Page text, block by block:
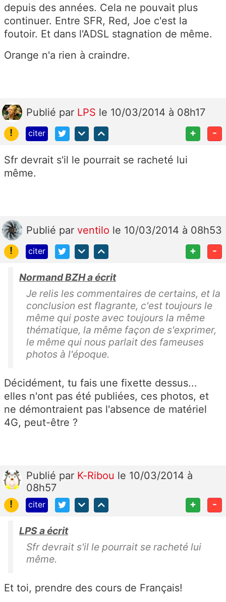
depuis des années. Cela ne pouvait plus
continuer. Entre SFR, Red, Joe c'est la
foutoir. Et dans l'ADSL stagnation de même.
Orange n'a rien à craindre.
Publié par LPS le 10/03/2014 à 08h17
!
citer + -
Sfr devrait s'il le pourrait se racheté lui
même.
Publié par ventilo le 10/03/2014 à 08h53
!
citer + -
Normand BZH a écrit
Je relis les commentaires de certains, et la
conclusion est flagrante, c'est toujours le
même qui poste avec toujours la même
thématique, la même façon de s'exprimer,
le même qui nous parlait des fameuses
photos à l'époque.
Décidément, tu fais une fixette dessus...
elles n'ont pas été publiées, ces photos, et
ne démontraient pas l'absence de matériel
4G, peut-être ?
Publié par K-Ribou le 10/03/2014 à
08h57
!
citer + -
LPS a écrit
Sfr devrait s'il le pourrait se racheté lui
même.
Et toi, prendre des cours de Français!